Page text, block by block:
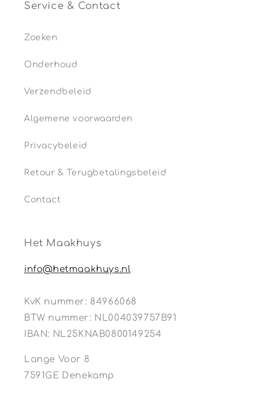
Service & Contact
Zoeken
Onderhoud
Verzendbeleid
Algemene voorwaarden
Privacybeleid
Retour & Terugbetalingsbeleid
Contact
Het Maakhuys
info@hetmaakhuys.nl
KvK nummer: 84966068
BTW nummer: NL004039757B91
IBAN: NL25KNAB0800149254
Lange Voor 8
7591GE Denekamp